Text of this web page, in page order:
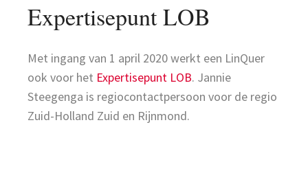
Expertisepunt LOB
Met ingang van 1 april 2020 werkt een LinQuer
ook voor het Expertisepunt LOB. Jannie
Steegenga is regiocontactpersoon voor de regio
Zuid-Holland Zuid en Rijnmond.